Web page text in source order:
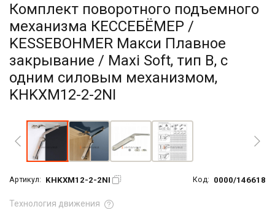
Комплект поворотного подъемного
механизма КЕССЕБЁМЕР /
KESSEBOHMER Макси Плавное
закрывание / Maxi Soft, тип B, с
одним силовым механизмом,
KHKXM12-2-2NI
Артикул: KHKXM12-2-2NI Код: 0000/146618
Технология движения